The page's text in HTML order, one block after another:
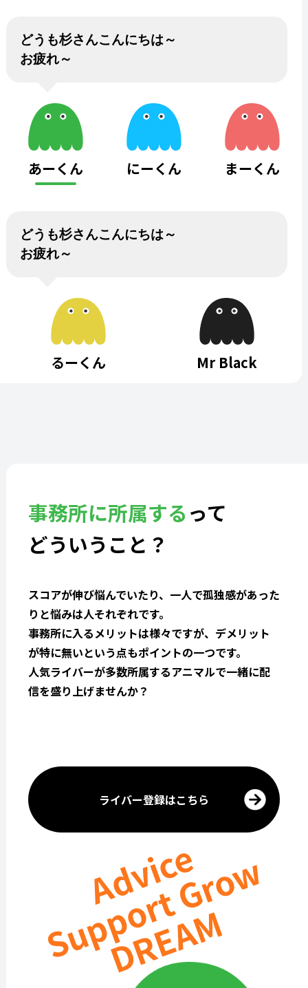
どうも杉さんこんにちは～
お疲れ～
あーくん にーくん まーくん
どうも杉さんこんにちは～
お疲れ～
るーくん Mr Black
事務所に所属するって
どういうこと？
スコアが伸び悩んでいたり、一人で孤独感があった
りと悩みは人それぞれです。
事務所に入るメリットは様々ですが、デメリット
が特に無いという点もポイントの一つです。
人気ライバーが多数所属するアニマルで一緒に配
信を盛り上げませんか？
ライバー登録はこちら
Advice
Support Grow
DREAM